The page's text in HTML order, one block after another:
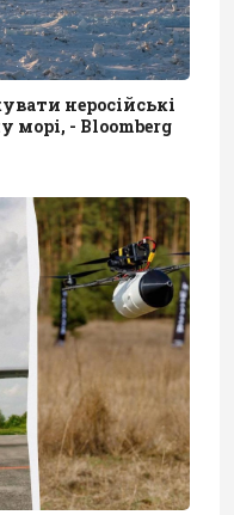
неросійські
морі, - Bloomberg